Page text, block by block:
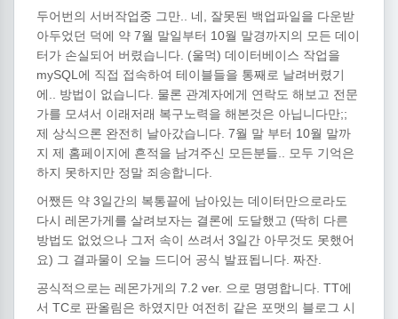
두어번의 서버작업중 그만.. 네, 잘못된 백업파일을 다운받
아두었던 덕에 약 7월 말일부터 10월 말경까지의 모든 데이
터가 손실되어 버렸습니다. (울먹) 데이터베이스 작업을
mySQL에 직접 접속하여 테이블들을 통째로 날려버렸기
에.. 방법이 없습니다. 물론 관계자에게 연락도 해보고 전문
가를 모셔서 이래저래 복구노력을 해본것은 아닙니다만;;
제 상식으론 완전히 날아갔습니다. 7월 말 부터 10월 말까
지 제 홈페이지에 흔적을 남겨주신 모든분들.. 모두 기억은
하지 못하지만 정말 죄송합니다.
어쨌든 약 3일간의 복통끝에 남아있는 데이터만으로라도
다시 레몬가게를 살려보자는 결론에 도달했고 (딱히 다른
방법도 없었으나 그저 속이 쓰려서 3일간 아무것도 못했어
요) 그 결과물이 오늘 드디어 공식 발표됩니다. 짜잔.
공식적으로는 레몬가게의 7.2 ver. 으로 명명합니다. TT에
서 TC로 판올림은 하였지만 여전히 같은 포맷의 블로그 시